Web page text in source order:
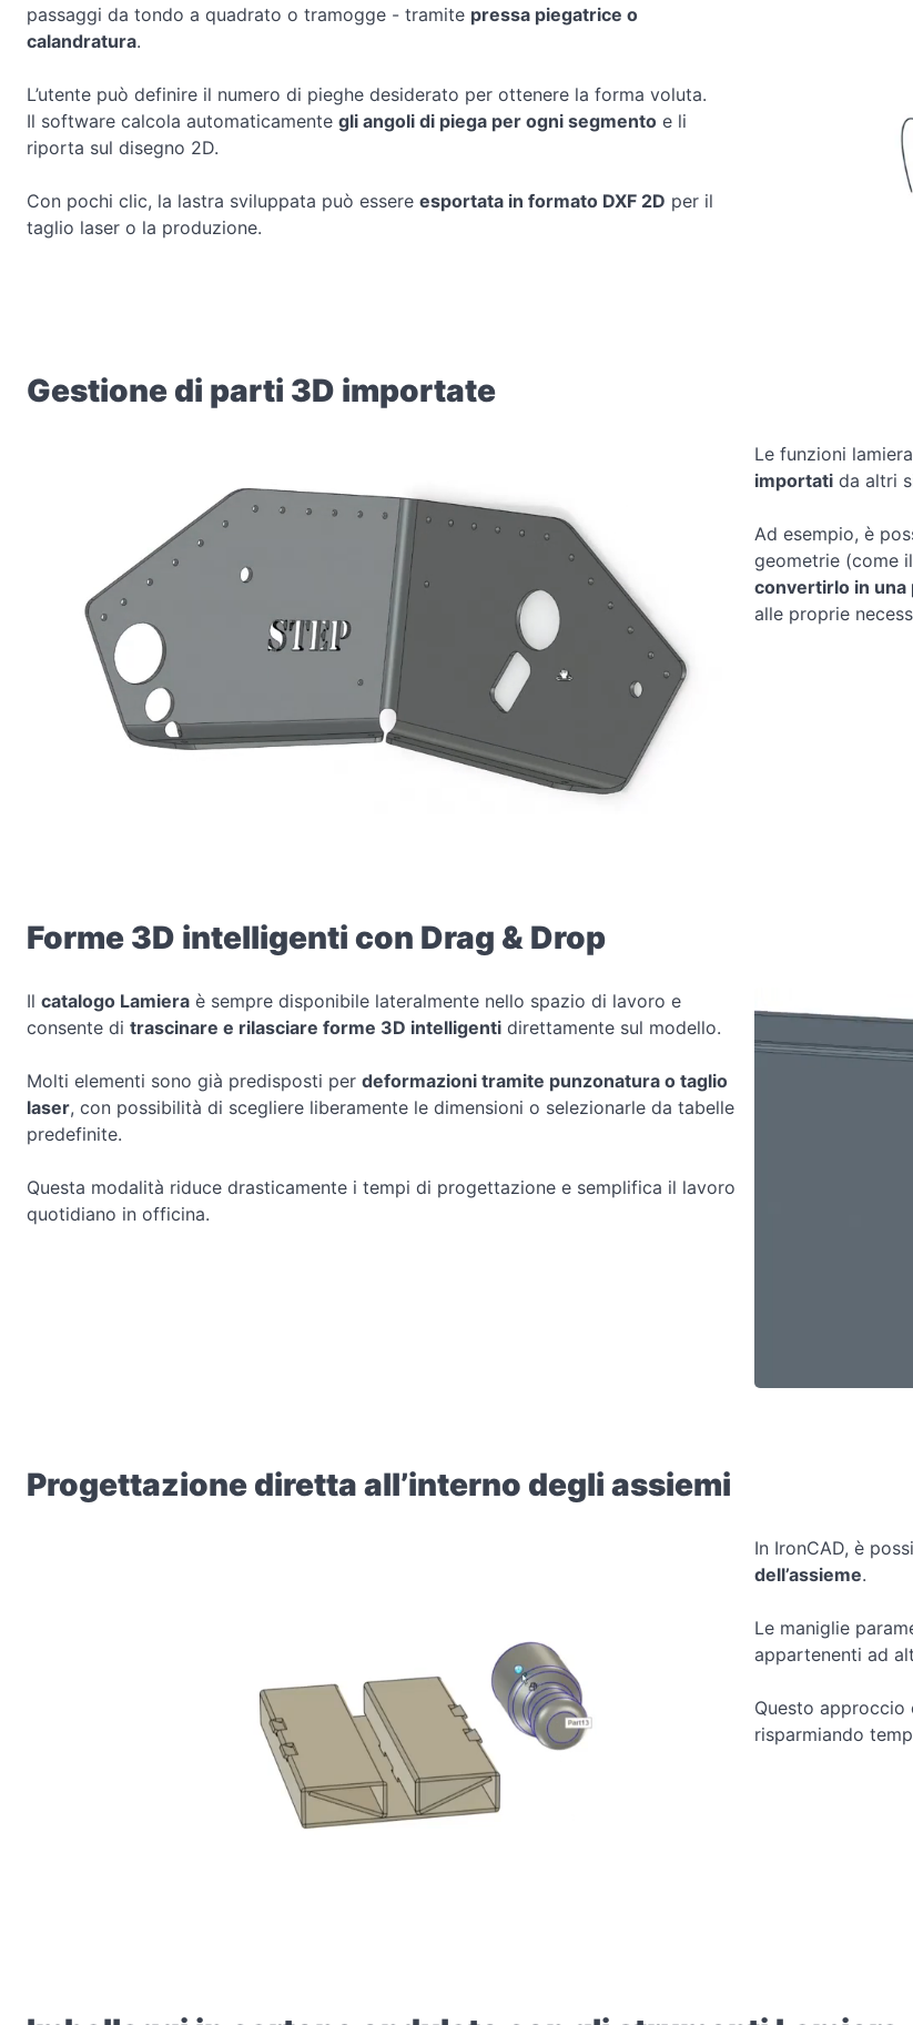
passaggi da tondo a quadrato o tramogge - tramite pressa piegatrice o
calandratura.
L’utente può definire il numero di pieghe desiderato per ottenere la forma voluta.
Il software calcola automaticamente gli angoli di piega per ogni segmento e li
riporta sul disegno 2D.
Con pochi clic, la lastra sviluppata può essere esportata in formato DXF 2D per il
taglio laser o la produzione.
Gestione di parti 3D importate
Le funzioni
importati da altri
Ad esempio, è
geometrie (come
convertirlo in una
alle proprie
Forme 3D intelligenti con Drag & Drop
Il catalogo Lamiera è sempre disponibile lateralmente nello spazio di lavoro e
consente di trascinare e rilasciare forme 3D intelligenti direttamente sul modello.
Molti elementi sono già predisposti per deformazioni tramite punzonatura o taglio
laser, con possibilità di scegliere liberamente le dimensioni o selezionarle da tabelle
predefinite.
Questa modalità riduce drasticamente i tempi di progettazione e semplifica il lavoro
quotidiano in officina.
Progettazione diretta all’interno degli assiemi
In IronCAD, è
dell’assieme.
Le maniglie
appartenenti ad
Questo
risparmiando